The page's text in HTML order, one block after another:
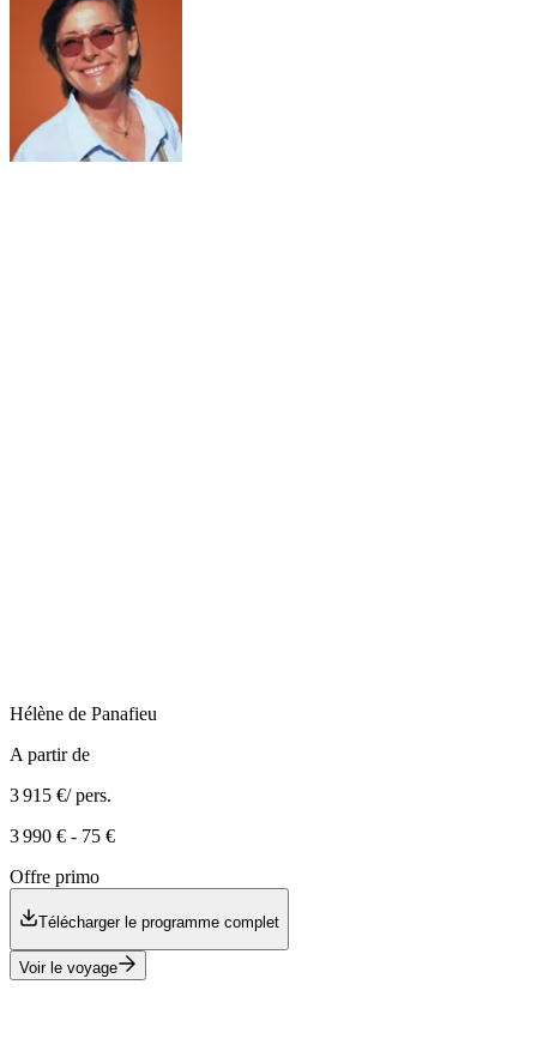
Hélène de Panafieu
A partir de
3 915 €/ pers.
3 990 € - 75 €
Offre primo
Télécharger le programme complet
Voir le voyage